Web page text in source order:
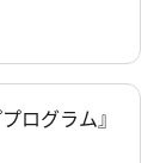
ログラム』